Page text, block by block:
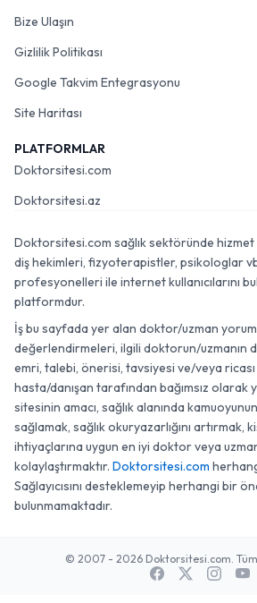
Bize Ulaşın
Gizlilik Politikası
Google Takvim Entegrasyonu
Site Haritası
PLATFORMLAR
Doktorsitesi.com
Doktorsitesi.az
Doktorsitesi.com sağlık sektöründe hizmet
diş hekimleri, fizyoterapistler, psikologlar
profesyonelleri ile internet kullanıcılarını
platformdur.
İş bu sayfada yer alan doktor/uzman
değerlendirmeleri, ilgili doktorun/uzmanın
emri, talebi, önerisi, tavsiyesi ve/veya ricası
hasta/danışan tarafından bağımsız olarak
sitesinin amacı, sağlık alanında
sağlamak, sağlık okuryazarlığını artırmak,
ihtiyaçlarına uygun en iyi doktor veya
kolaylaştırmaktır. Doktorsitesi.com
Sağlayıcısını desteklemeyip herhangi bir
bulunmamaktadır.
© 2007 - 2026 Doktorsitesi.com. Tüm